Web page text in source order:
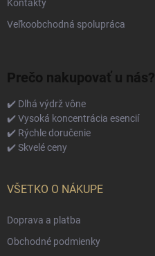
Kontakty
Veľkoobchodná spolupráca
Prečo nakupovať u nás?
✔️ Dlhá výdrž vône
✔️ Vysoká koncentrácia esencií
✔️ Rýchle doručenie
✔️ Skvelé ceny
VŠETKO O NÁKUPE
Doprava a platba
Obchodné podmienky